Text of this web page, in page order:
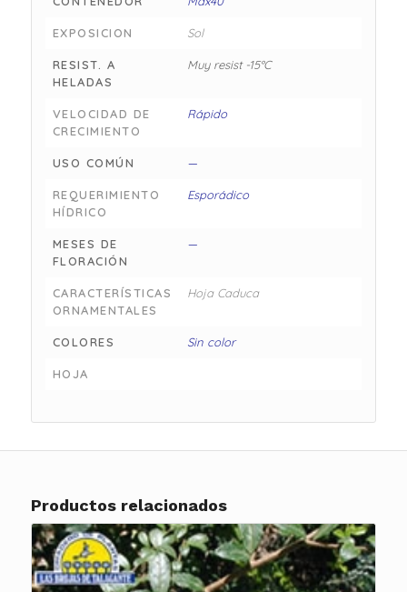
EXPOSICION Sol
RESIST. A
HELADAS
Muy resist -15°C
VELOCIDAD DE
CRECIMIENTO
Rápido
USO COMÚN —
REQUERIMIENTO
HÍDRICO
Esporádico
MESES DE
FLORACIÓN
—
CARACTERÍSTICAS
ORNAMENTALES
Hoja Caduca
COLORES Sin color
HOJA
Productos relacionados